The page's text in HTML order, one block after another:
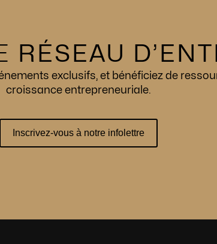
RÉSEAU
exclusifs, et bénéficiez de
croissance entrepreneuriale.
Inscrivez-vous à notre infolettre